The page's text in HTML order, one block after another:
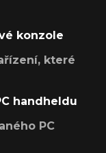
konzole
které
handheldu
PC